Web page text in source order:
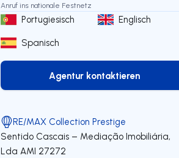
Anruf ins nationale Festnetz
Portugiesisch
Englisch
Spanisch
Agentur kontaktieren
Agentur kontaktieren
RE/MAX Collection Prestige
Sentido Cascais – Mediação Imobiliária,
Lda AMI 27272